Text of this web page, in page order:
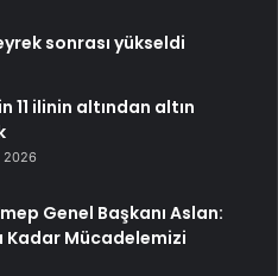
sonrası yükseldi
11 ilinin altından altın
2026
Genel Başkanı Aslan:
Kadar Mücadelemizi